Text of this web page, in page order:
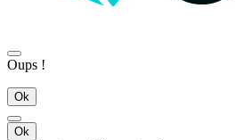
Oups !
Ok
Ok